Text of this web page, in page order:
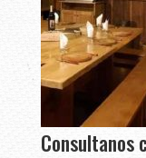
Consultanos